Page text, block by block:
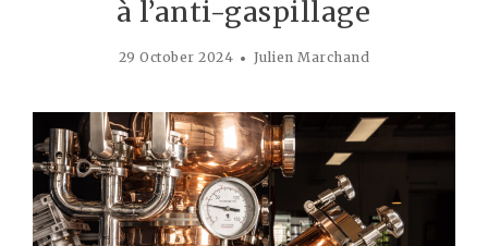
à l’anti-gaspillage
29 October 2024 Julien Marchand